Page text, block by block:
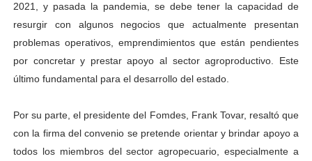
Plan Quirúrgico Regional llega a Pueblo Llano con la
2021, y pasada la pandemia, se debe tener la capacidad de
resurgir con algunos negocios que actualmente presentan
problemas operativos, emprendimientos que están pendientes
por concretar y prestar apoyo al sector agroproductivo. Este
último fundamental para el desarrollo del estado.
Por su parte, el presidente del Fomdes, Frank Tovar, resaltó que
con la firma del convenio se pretende orientar y brindar apoyo a
todos los miembros del sector agropecuario, especialmente a